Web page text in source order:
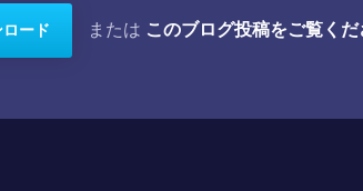
ード または このブログ投稿をご覧くだ